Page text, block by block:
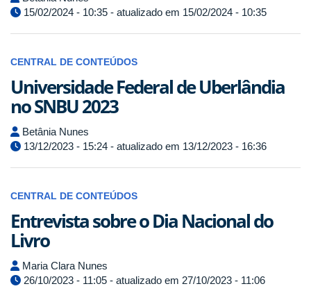
15/02/2024 - 10:35 - atualizado em 15/02/2024 - 10:35
CENTRAL DE CONTEÚDOS
Universidade Federal de Uberlândia
no SNBU 2023
Betânia Nunes
13/12/2023 - 15:24 - atualizado em 13/12/2023 - 16:36
CENTRAL DE CONTEÚDOS
Entrevista sobre o Dia Nacional do
Livro
Maria Clara Nunes
26/10/2023 - 11:05 - atualizado em 27/10/2023 - 11:06